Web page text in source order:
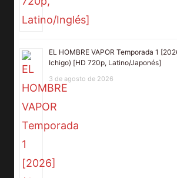
EL HOMBRE VAPOR Temporada 1
Ichigo) [HD 720p, Latino/Japonés]
3 de agosto de 2026